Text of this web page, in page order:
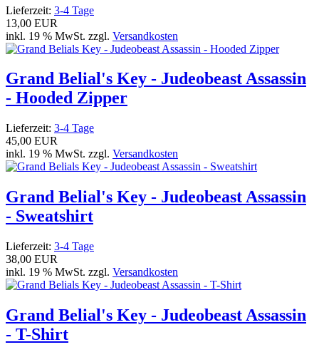
Lieferzeit: 3-4 Tage
13,00 EUR
inkl. 19 % MwSt. zzgl. Versandkosten
Grand Belial's Key - Judeobeast Assassin
- Hooded Zipper
Lieferzeit: 3-4 Tage
45,00 EUR
inkl. 19 % MwSt. zzgl. Versandkosten
Grand Belial's Key - Judeobeast Assassin
- Sweatshirt
Lieferzeit: 3-4 Tage
38,00 EUR
inkl. 19 % MwSt. zzgl. Versandkosten
Grand Belial's Key - Judeobeast Assassin
- T-Shirt